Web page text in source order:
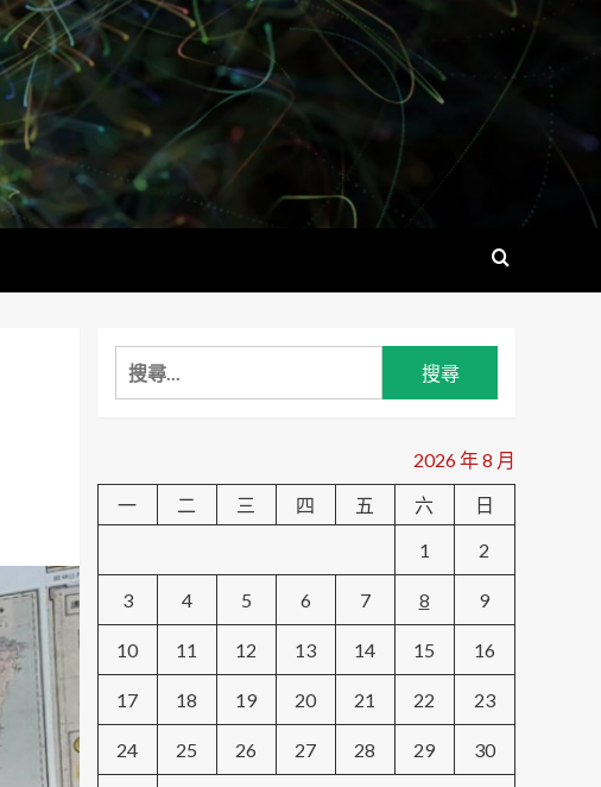
搜
尋
字:
2026 年 8 月
一
二 三 四 五 六
日
1
2
3 4 5 6 7 8 9
10 11 12 13 14 15 16
17 18 19 20 21 22 23
24 25 26 27 28 29 30